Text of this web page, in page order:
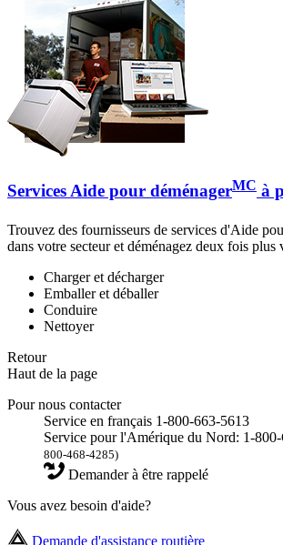
Services Aide pour déménagerMC à
Trouvez des fournisseurs de services d'Aide
dans votre secteur et déménagez deux fois plus
Charger et décharger
Emballer et déballer
Conduire
Nettoyer
Retour
Haut de la page
Pour nous contacter
Service en français 1-800-663-5613
Service pour l'Amérique du Nord: 1-
800-468-4285)
Demander à être rappelé
Vous avez besoin d'aide?
Demande d'assistance routière